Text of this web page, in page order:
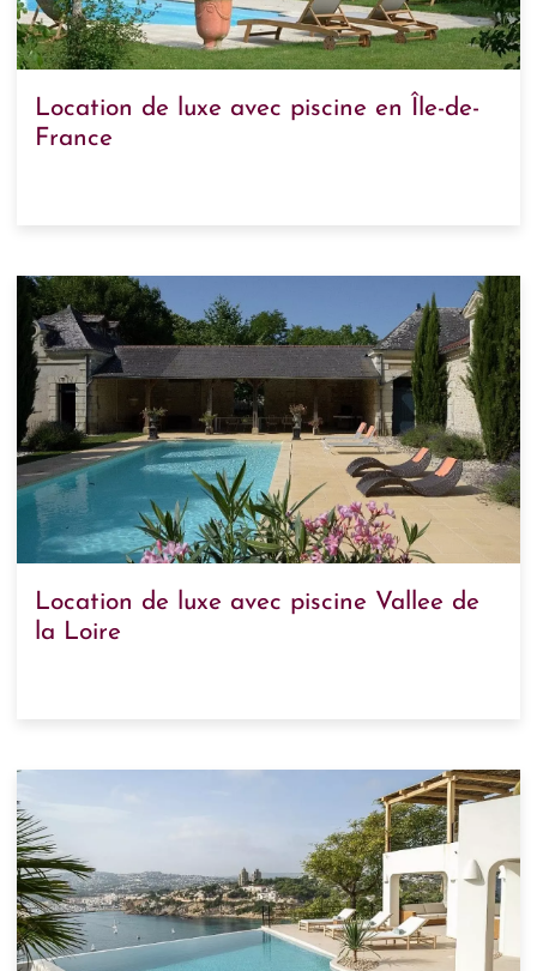
Location de luxe avec piscine en Île-de-
France
Location de luxe avec piscine Vallee de
la Loire